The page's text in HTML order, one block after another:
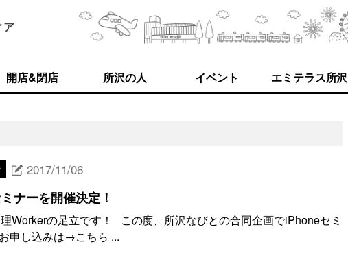
ア
開店&閉店 所沢の人 イベント エミテラス所沢
2017/11/06
ナーを開催決定！
Workerの足立です！ この度、所沢なびとの合同企画でiPhoneセミ
申し込みは→こちら ...